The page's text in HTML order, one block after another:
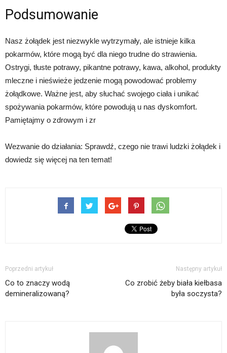
Podsumowanie
Nasz żołądek jest niezwykle wytrzymały, ale istnieje kilka
pokarmów, które mogą być dla niego trudne do strawienia.
Ostrygi, tłuste potrawy, pikantne potrawy, kawa, alkohol, produkty
mleczne i nieświeże jedzenie mogą powodować problemy
żołądkowe. Ważne jest, aby słuchać swojego ciała i unikać
spożywania pokarmów, które powodują u nas dyskomfort.
Pamiętajmy o zdrowym i zr
Wezwanie do działania: Sprawdź, czego nie trawi ludzki żołądek i
dowiedz się więcej na ten temat!
Poprzedni artykuł
Co to znaczy wodą
demineralizowaną?
Następny artykuł
Co zrobić żeby biała kiełbasa
była soczysta?